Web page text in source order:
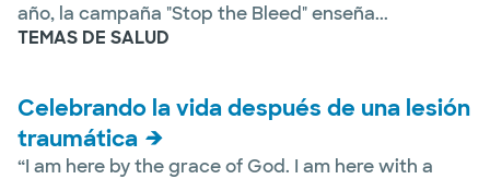
año, la campaña "Stop the Bleed" enseña...
TEMAS DE SALUD
Celebrando la vida después de una lesión
traumática
“I am here by the grace of God. I am here with a